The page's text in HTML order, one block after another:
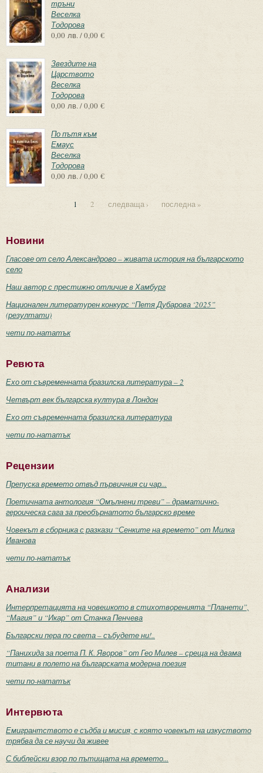
тръни
Веселка
Тодорова
0,00 лв. / 0,00 €
Звездите на
Царството
Веселка
Тодорова
0,00 лв. / 0,00 €
По пътя към
Емаус
Веселка
Тодорова
0,00 лв. / 0,00 €
1 2 следваща › последна »
Новини
Гласове от село Александрово – живата история на българското
село
Наш автор с престижно отличие в Хамбург
Национален литературен конкурс “Петя Дубарова ‘2025”
(резултати)
чети по-нататък
Ревюта
Ехо от съвременната бразилска литература – 2
Четвърт век българска култура в Лондон
Ехо от съвременната бразилска литература
чети по-нататък
Рецензии
Препуска времето отвъд първичния си чар...
Поетичната антология “Омълнени треви” – драматично-
героическа сага за преобърнатото българско време
Човекът в сборника с разкази “Сенките на времето” от Милка
Иванова
чети по-нататък
Анализи
Интерпретацията на човешкото в стихотворенията “Планети”,
“Магия” и “Икар” от Станка Пенчева
Български пера по света – събудете ни!..
“Панихида за поета П. К. Яворов” от Гео Милев – среща на двама
титани в полето на българската модерна поезия
чети по-нататък
Интервюта
Емигрантството е съдба и мисия, с която човекът на изкуството
трябва да се научи да живее
С библейски взор по пътищата на времето...